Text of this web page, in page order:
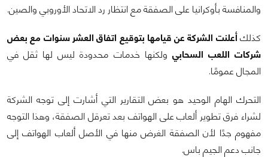
والمنافسة بأوكرانيا على الصفقة مع انتظار رد الاتحاد الأوروبي والصين.
كذلكأعلنت الشركة عن قيامها بتوقيع اتفاق العشر سنوات مع بعض
شركات اللعب السحابي ولكنها خدمات محدودة ليس لها ثقل في
المجال عمومًا.
التحرك الهام الوحيد هو بعض التقارير التي أشارت إلى توجه الشركة
لشراء فرق تطوير ألعاب على الهواتف بعد تعرقل الصفقة، وهذا التوجه
مفهوم جدًا لأن الصفقة الغرض منها في الأصل ألعاب الهواتف إلى
جانب دعم الجيم باس.